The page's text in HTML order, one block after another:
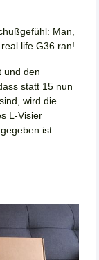
Man,
life G36 ran!
und den
statt 15 nun
wird die
L-Visier
ist.